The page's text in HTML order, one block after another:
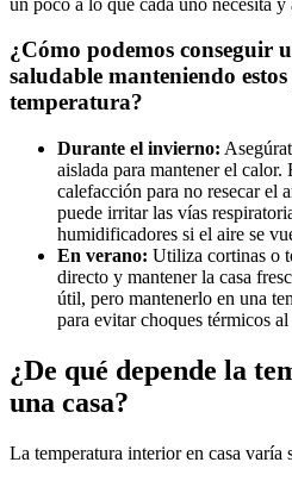
¿Cómo podemos conseguir
saludable manteniendo
temperatura?
Durante el invierno:
aislada para mantener el
calefacción para no resecar el
puede irritar las vías
humidificadores si el aire se
En verano: Utiliza cortinas o
directo y mantener la casa
útil, pero mantenerlo en una
para evitar choques térmicos
¿De qué depende la
una casa?
La temperatura interior en casa varía